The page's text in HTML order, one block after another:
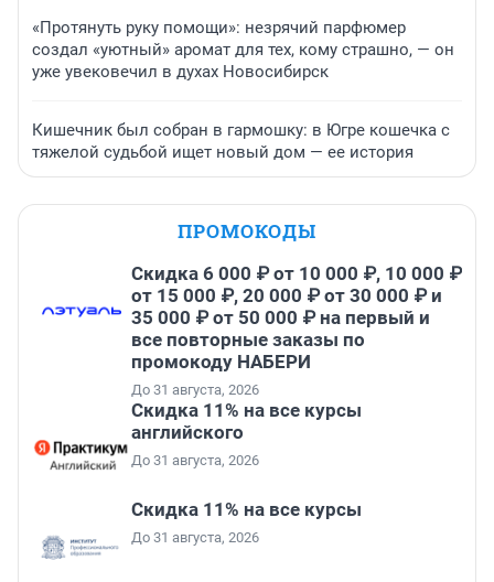
«Протянуть руку помощи»: незрячий парфюмер
создал «уютный» аромат для тех, кому страшно, — он
уже увековечил в духах Новосибирск
Кишечник был собран в гармошку: в Югре кошечка с
тяжелой судьбой ищет новый дом — ее история
ПРОМОКОДЫ
Скидка 6 000 ₽ от 10 000 ₽, 10 000 ₽
от 15 000 ₽, 20 000 ₽ от 30 000 ₽ и
35 000 ₽ от 50 000 ₽ на первый и
все повторные заказы по
промокоду НАБЕРИ
До 31 августа, 2026
Скидка 11% на все курсы
английского
До 31 августа, 2026
Скидка 11% на все курсы
До 31 августа, 2026